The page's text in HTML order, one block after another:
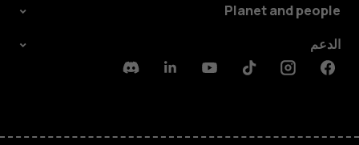
Planet and people
الدعم
Facebook
Instagram
Tiktok
Youtube
Linkedin
Discord